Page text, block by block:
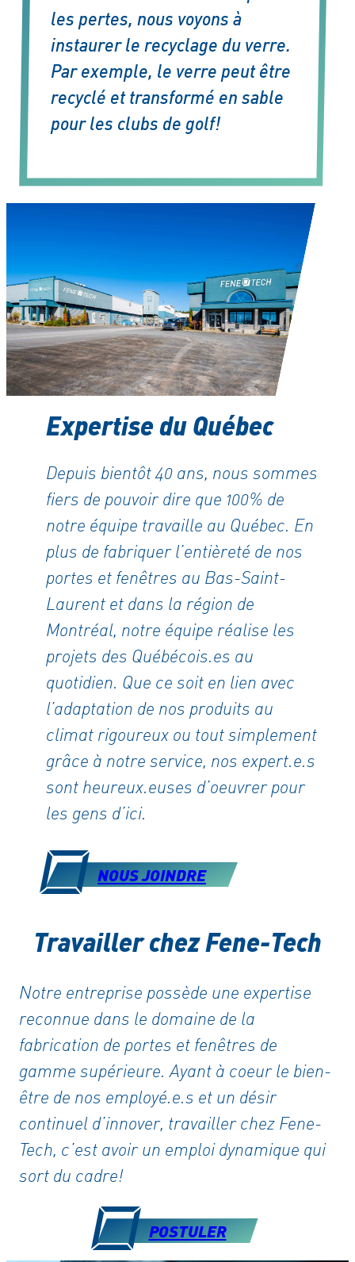
les pertes, nous voyons à
instaurer le recyclage du verre.
Par exemple, le verre peut être
recyclé et transformé en sable
pour les clubs de golf!
Expertise du Québec
Depuis bientôt 40 ans, nous sommes
fiers de pouvoir dire que 100% de
notre équipe travaille au Québec. En
plus de fabriquer l’entièreté de nos
portes et fenêtres au Bas-Saint-
Laurent et dans la région de
Montréal, notre équipe réalise les
projets des Québécois.es au
quotidien. Que ce soit en lien avec
l’adaptation de nos produits au
climat rigoureux ou tout simplement
grâce à notre service, nos expert.e.s
sont heureux.euses d’oeuvrer pour
les gens d’ici.
NOUS JOINDRE
Travailler chez Fene-Tech
Notre entreprise possède une expertise
reconnue dans le domaine de la
fabrication de portes et fenêtres de
gamme supérieure. Ayant à coeur le bien-
être de nos employé.e.s et un désir
continuel d’innover, travailler chez Fene-
Tech, c’est avoir un emploi dynamique qui
sort du cadre!
POSTULER